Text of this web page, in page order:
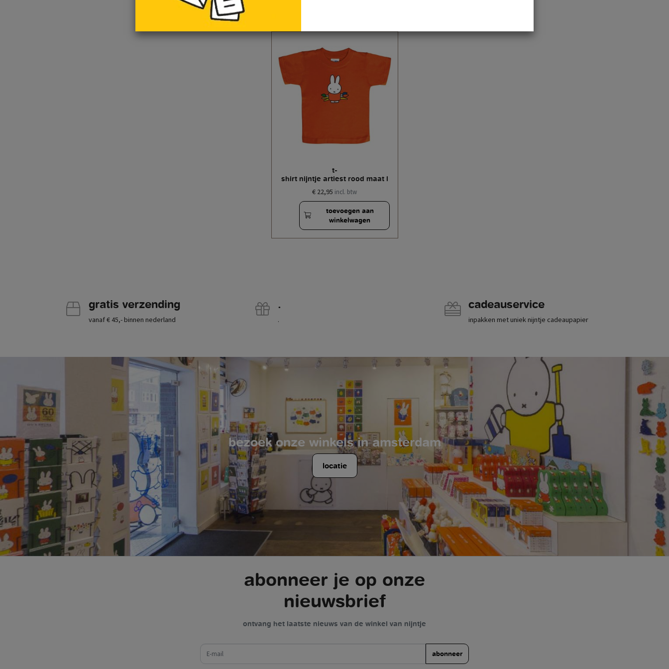
t-
shirt nijntje artiest rood maat l
€ 22,95 incl. btw
toevoegen aan
winkelwagen
gratis verzending
vanaf € 45,- binnen nederland
.
.
cadeauservice
inpakken met uniek nijntje cadeaupapier
bezoek onze winkels in amsterdam
locatie
abonneer je op onze
nieuwsbrief
ontvang het laatste nieuws van de winkel van nijntje
e-mail
abonneer